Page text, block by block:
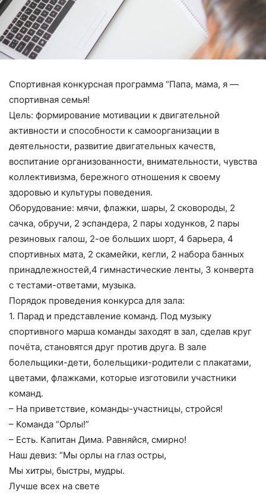
Спортивная конкурсная программа “Папа, мама, я —
спортивная семья!
Цель: формирование мотивации к двигательной
активности и способности к самоорганизации в
деятельности, развитие двигательных качеств,
воспитание организованности, внимательности, чувства
коллективизма, бережного отношения к своему
здоровью и культуры поведения.
Оборудование: мячи, флажки, шары, 2 сковороды, 2
сачка, обручи, 2 эспандера, 2 пары ходунков, 2 пары
резиновых галош, 2-ое больших шорт, 4 барьера, 4
спортивных мата, 2 скамейки, кегли, 2 набора банных
принадлежностей,4 гимнастические ленты, 3 конверта
с тестами-ответами, музыка.
Порядок проведения конкурса для зала:
1. Парад и представление команд. Под музыку
спортивного марша команды заходят в зал, сделав круг
почёта, становятся друг против друга. В зале
болельщики-дети, болельщики-родители с плакатами,
цветами, флажками, которые изготовили участники
команд.
– На приветствие, команды-участницы, стройся!
– Команда “Орлы!”
– Есть. Капитан Дима. Равняйся, смирно!
Наш девиз: “Мы орлы на глаз остры,
Мы хитры, быстры, мудры.
Лучше всех на свете